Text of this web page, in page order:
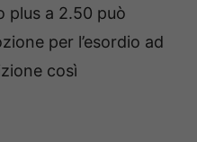
plus a 2.50 può
per l’esordio ad
così